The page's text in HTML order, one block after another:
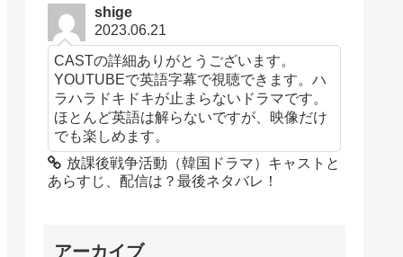
shige
2023.06.21
CASTの詳細ありがとうございます。
YOUTUBEで英語字幕で視聴できます。ハ
ラハラドキドキが止まらないドラマです。
ほとんど英語は解らないですが、映像だけ
でも楽しめます。
放課後戦争活動（韓国ドラマ）キャストと
あらすじ、配信は？最後ネタバレ！
アーカイブ